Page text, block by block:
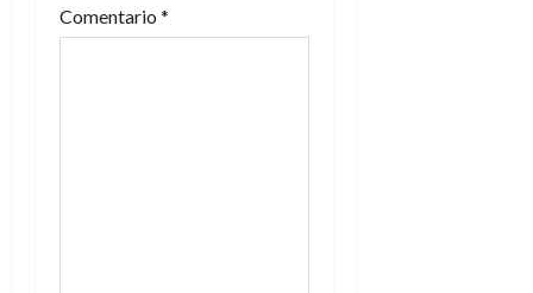
d
Comentario *